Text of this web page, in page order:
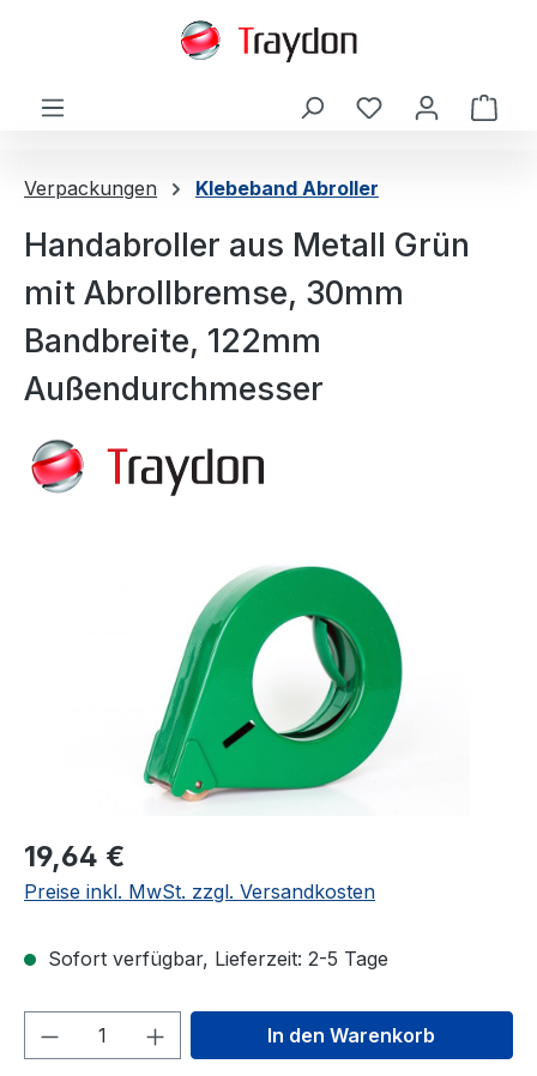
Verpackungen Klebeband Abroller
Handabroller aus Metall Grün
mit Abrollbremse, 30mm
Bandbreite, 122mm
Außendurchmesser
19,64 €
Preise inkl. MwSt. zzgl. Versandkosten
Sofort verfügbar, Lieferzeit: 2-5 Tage
Produkt Anzahl: Gib denIn den Warenkorb